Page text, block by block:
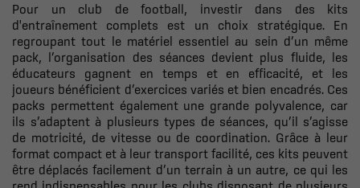
Pour un club de football, investir dans des kits
d'entraînement complets est un choix stratégique. En
regroupant tout le matériel essentiel au sein d’un même
pack, l’organisation des séances devient plus fluide, les
éducateurs gagnent en temps et en efficacité, et les
joueurs bénéficient d’exercices variés et bien encadrés. Ces
packs permettent également une grande polyvalence, car
ils s’adaptent à plusieurs types de séances, qu’il s’agisse
de motricité, de vitesse ou de coordination. Grâce à leur
format compact et à leur transport facilité, ces kits peuvent
être déplacés facilement d’un terrain à un autre, ce qui les